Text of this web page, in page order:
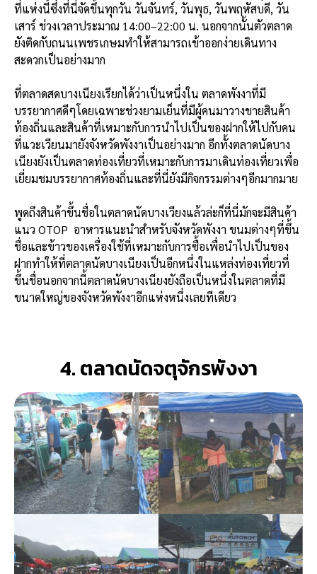
ที่แห่งนี้ซึ่งที่นี่จัดขึ้นทุกวัน วันจันทร์, วันพุธ, วันพฤหัสบดี, วัน
เสาร์ ช่วงเวลาประมาณ 14:00–22:00 น. นอกจากนั้นตัวตลาด
ยังติดกับถนนเพชรเกษมทำให้สามารถเข้าออกง่ายเดินทาง
สะดวกเป็นอย่างมาก
ที่ตลาดสดบางเนียงเรียกได้ว่าเป็นหนึ่งใน ตลาดพังงาที่มี
บรรยากาศดีๆโดยเฉพาะช่วงยามเย็นที่มีผู้คนมาวางขายสินค้า
ท้องถิ่นและสินค้าที่เหมาะกับการนำไปเป็นของฝากให้ไปกับคน
ที่แวะเวียนมายังจังหวัดพังงาเป็นอย่างมาก อีกทั้งตลาดนัดบาง
เนียงยังเป็นตลาดท่องเที่ยวที่เหมาะกับการมาเดินท่องเที่ยวเพื่อ
เยี่ยมชมบรรยากาศท้องถิ่นและที่นี่ยังมีกิจกรรมต่างๆอีกมากมาย
พูดถึงสินค้าขึ้นชื่อในตลาดนัดบางเวียงแล้วล่ะก็ที่นี่มักจะมีสินค้า
แนว OTOP อาหารแนะนำสำหรับจังหวัดพังงา ขนมต่างๆที่ขึ้น
ชื่อและข้าวของเครื่องใช้ที่เหมาะกับการซื้อเพื่อนำไปเป็นของ
ฝากทำให้ที่ตลาดนัดบางเนียงเป็นอีกหนึ่งในแหล่งท่องเที่ยวที่
ขึ้นชื่อนอกจากนี้ตลาดนัดบางเนียงยังถือเป็นหนึ่งในตลาดที่มี
ขนาดใหญ่ของจังหวัดพังงาอีกแห่งหนึ่งเลยทีเดียว
4. ตลาดนัดจตุจักรพังงา